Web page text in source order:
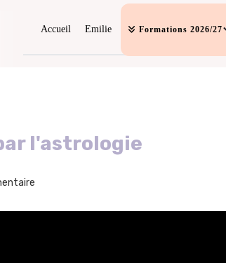
Accueil Emilie Formations 2026/27
l'astrologie